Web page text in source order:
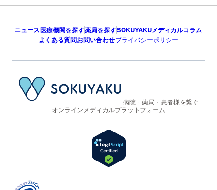
ニュース医療機関を探す薬局を探すSOKUYAKUメディカルコラム
よくある質問お問い合わせプライバシーポリシー
病院・薬局・患者様を繋ぐ
オンラインメディカルプラットフォーム